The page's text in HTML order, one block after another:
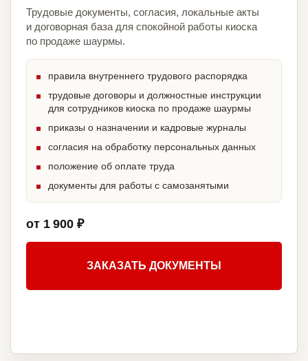
Трудовые документы, согласия, локальные акты
и договорная база для спокойной работы киоска
по продаже шаурмы.
правила внутреннего трудового распорядка
трудовые договоры и должностные инструкции
для сотрудников киоска по продаже шаурмы
приказы о назначении и кадровые журналы
согласия на обработку персональных данных
положение об оплате труда
документы для работы с самозанятыми
от 1 900 ₽
ЗАКАЗАТЬ ДОКУМЕНТЫ